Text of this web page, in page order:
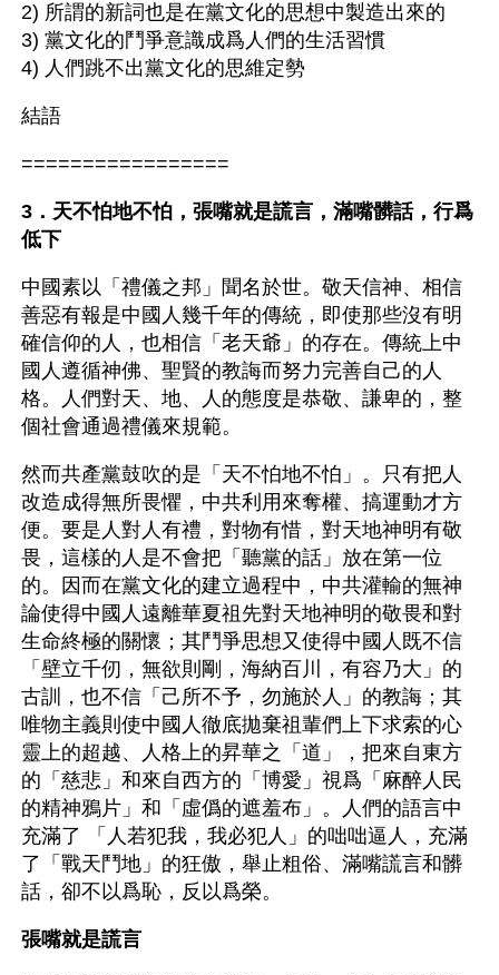
2) 所謂的新詞也是在黨文化的思想中製造出來的
3) 黨文化的鬥爭意識成爲人們的生活習慣
4) 人們跳不出黨文化的思維定勢
結語
=================
3．天不怕地不怕，張嘴就是謊言，滿嘴髒話，行爲
低下
中國素以「禮儀之邦」聞名於世。敬天信神、相信
善惡有報是中國人幾千年的傳統，即使那些沒有明
確信仰的人，也相信「老天爺」的存在。傳統上中
國人遵循神佛、聖賢的教誨而努力完善自己的人
格。人們對天、地、人的態度是恭敬、謙卑的，整
個社會通過禮儀來規範。
然而共產黨鼓吹的是「天不怕地不怕」。只有把人
改造成得無所畏懼，中共利用來奪權、搞運動才方
便。要是人對人有禮，對物有惜，對天地神明有敬
畏，這樣的人是不會把「聽黨的話」放在第一位
的。因而在黨文化的建立過程中，中共灌輸的無神
論使得中國人遠離華夏祖先對天地神明的敬畏和對
生命終極的關懷；其鬥爭思想又使得中國人既不信
「壁立千仞，無欲則剛，海納百川，有容乃大」的
古訓，也不信「己所不予，勿施於人」的教誨；其
唯物主義則使中國人徹底拋棄祖輩們上下求索的心
靈上的超越、人格上的昇華之「道」，把來自東方
的「慈悲」和來自西方的「博愛」視爲「麻醉人民
的精神鴉片」和「虛僞的遮羞布」。人們的語言中
充滿了 「人若犯我，我必犯人」的咄咄逼人，充滿
了「戰天鬥地」的狂傲，舉止粗俗、滿嘴謊言和髒
話，卻不以爲恥，反以爲榮。
張嘴就是謊言